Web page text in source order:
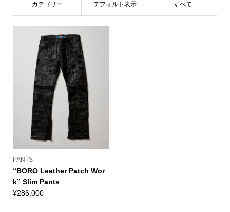
カテゴリー デフォルト表示 すべて
PANTS
“BORO Leather Patch Wor
k” Slim Pants
¥286,000